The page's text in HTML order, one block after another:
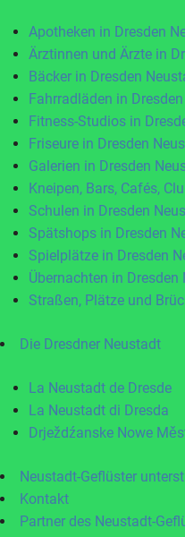
Apotheken in Dresden
Ärztinnen und Ärzte in
Bäcker in Dresden
Fahrradläden in
Fitness-Studios in
Friseure in Dresden
Galerien in Dresden
Kneipen, Bars, Cafés,
Schulen in Dresden
Spätshops in Dresden
Spielplätze in Dresden
Übernachten in Dresden
Straßen, Plätze und
Die Dresdner Neustadt
La Neustadt de Dresde
La Neustadt di Dresda
Drježdźanske Nowe
Neustadt-Geflüster
Kontakt
Partner des Neustadt-